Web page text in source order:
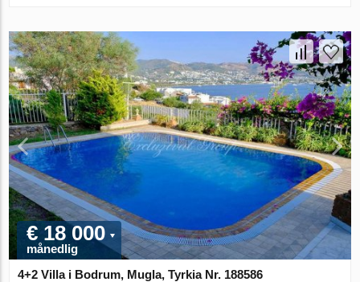
€ 18 000
månedlig
4+2 Villa i Bodrum, Mugla, Tyrkia Nr. 188586